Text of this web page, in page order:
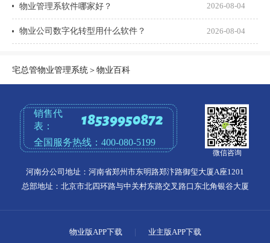
物业管理系软件哪家好？ 2026-08-04
物业公司数字化转型用什么软件？ 2026-08-04
宅总管物业管理系统＞物业百科
销售代
表：
18539950872
全国服务热线：400-080-5199
微信咨询
河南分公司地址：河南省郑州市东明路郑汴路御玺大厦A座1201
总部地址：北京市北四环路与中关村东路交叉路口东北角银谷大厦
物业版APP下载 业主版APP下载